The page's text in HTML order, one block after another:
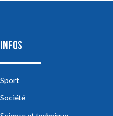
INFOS
Sport
Société